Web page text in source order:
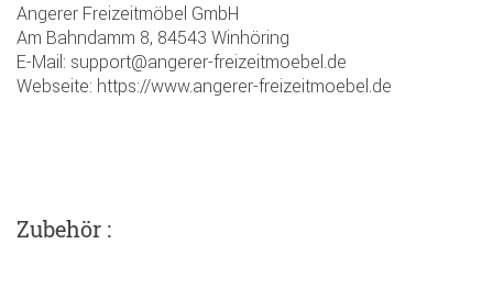
Angerer Freizeitmöbel GmbH
Am Bahndamm 8, 84543 Winhöring
E-Mail: support@angerer-freizeitmoebel.de
Webseite: https://www.angerer-freizeitmoebel.de
Zubehör :